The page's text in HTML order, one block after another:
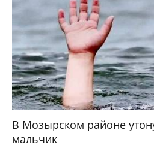
В Мозырском районе
мальчик